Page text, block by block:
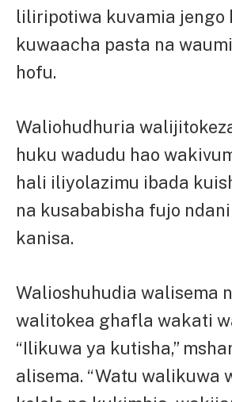
liliripotiwa kuvamia jengo
kuwaacha pasta na
hofu.
Waliohudhuria
huku wadudu hao
hali iliyolazimu ibada
na kusababisha fujo
kanisa.
Walioshuhudia walisema
walitokea ghafla wakati
“Ilikuwa ya kutisha,”
alisema. “Watu walikuwa